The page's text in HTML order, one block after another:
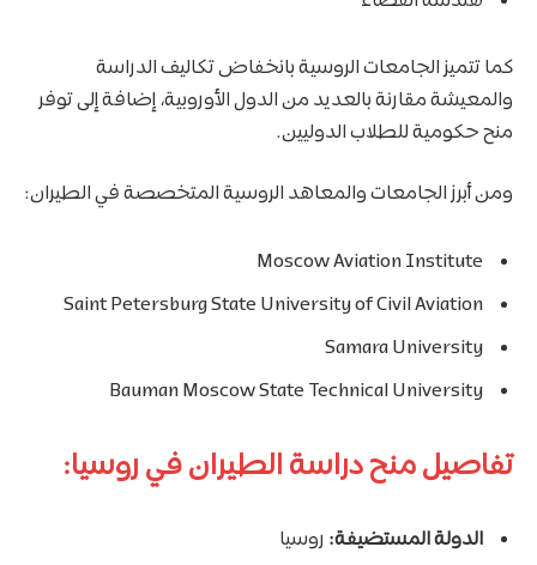
كما تتميز الجامعات الروسية بانخفاض تكاليف الدراسة
والمعيشة مقارنة بالعديد من الدول الأوروبية، إضافة إلى توفر
منح حكومية للطلاب الدوليين.
ومن أبرز الجامعات والمعاهد الروسية المتخصصة في الطيران:
Moscow Aviation Institute
Saint Petersburg State University of Civil Aviation
Samara University
Bauman Moscow State Technical University
تفاصيل منح دراسة الطيران في روسيا:
الدولة المستضيفة: روسيا